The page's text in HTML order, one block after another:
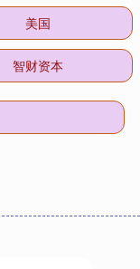
美国
智财资本